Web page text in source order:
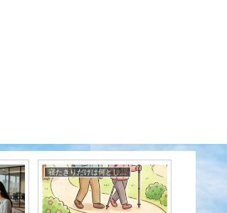
法律系（本人や家族がしなければならないこと）